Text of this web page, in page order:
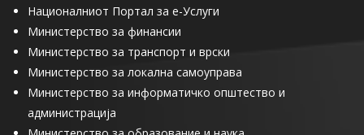
Националниот Портал за е-Услуги
Министерство за финансии
Министерство за транспорт и врски
Министерство за локална самоуправа
Министерство за информатичко општество и
администрација